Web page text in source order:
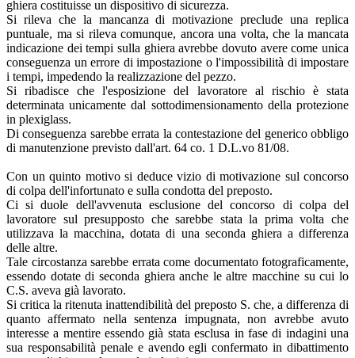
ghiera costituisse un dispositivo di sicurezza.
Si rileva che la mancanza di motivazione preclude una replica
puntuale, ma si rileva comunque, ancora una volta, che la mancata
indicazione dei tempi sulla ghiera avrebbe dovuto avere come unica
conseguenza un errore di impostazione o l'impossibilità di impostare
i tempi, impedendo la realizzazione del pezzo.
Si ribadisce che l'esposizione del lavoratore al rischio è stata
determinata unicamente dal sottodimensionamento della protezione
in plexiglass.
Di conseguenza sarebbe errata la contestazione del generico obbligo
di manutenzione previsto dall'art. 64 co. 1 D.L.vo 81/08.
Con un quinto motivo si deduce vizio di motivazione sul concorso
di colpa dell'infortunato e sulla condotta del preposto.
Ci si duole dell'avvenuta esclusione del concorso di colpa del
lavoratore sul presupposto che sarebbe stata la prima volta che
utilizzava la macchina, dotata di una seconda ghiera a differenza
delle altre.
Tale circostanza sarebbe errata come documentato fotograficamente,
essendo dotate di seconda ghiera anche le altre macchine su cui lo
C.S. aveva già lavorato.
Si critica la ritenuta inattendibilità del preposto S. che, a differenza di
quanto affermato nella sentenza impugnata, non avrebbe avuto
interesse a mentire essendo già stata esclusa in fase di indagini una
sua responsabilità penale e avendo egli confermato in dibattimento